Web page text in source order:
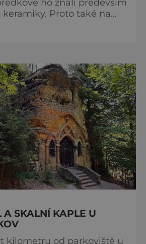
Proto také na
se v tom pokračovalo i
překopem
Lazec. A právě v těchto
otevřena unikát
SKALNÍ KAPLE U
kilometru od parkoviště u